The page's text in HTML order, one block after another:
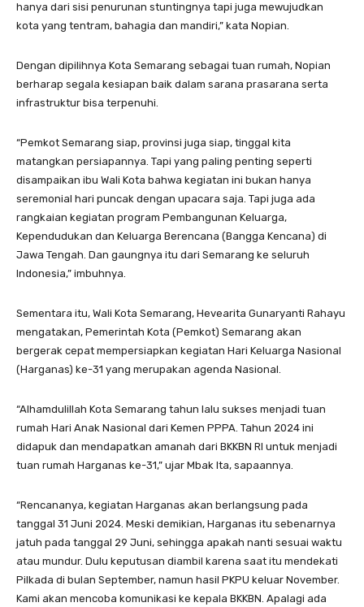
hanya dari sisi penurunan stuntingnya tapi juga mewujudkan
kota yang tentram, bahagia dan mandiri,” kata Nopian.
Dengan dipilihnya Kota Semarang sebagai tuan rumah, Nopian
berharap segala kesiapan baik dalam sarana prasarana serta
infrastruktur bisa terpenuhi.
“Pemkot Semarang siap, provinsi juga siap, tinggal kita
matangkan persiapannya. Tapi yang paling penting seperti
disampaikan ibu Wali Kota bahwa kegiatan ini bukan hanya
seremonial hari puncak dengan upacara saja. Tapi juga ada
rangkaian kegiatan program Pembangunan Keluarga,
Kependudukan dan Keluarga Berencana (Bangga Kencana) di
Jawa Tengah. Dan gaungnya itu dari Semarang ke seluruh
Indonesia,” imbuhnya.
Sementara itu, Wali Kota Semarang, Hevearita Gunaryanti Rahayu
mengatakan, Pemerintah Kota (Pemkot) Semarang akan
bergerak cepat mempersiapkan kegiatan Hari Keluarga Nasional
(Harganas) ke-31 yang merupakan agenda Nasional.
“Alhamdulillah Kota Semarang tahun lalu sukses menjadi tuan
rumah Hari Anak Nasional dari Kemen PPPA. Tahun 2024 ini
didapuk dan mendapatkan amanah dari BKKBN RI untuk menjadi
tuan rumah Harganas ke-31,” ujar Mbak Ita, sapaannya.
“Rencananya, kegiatan Harganas akan berlangsung pada
tanggal 31 Juni 2024. Meski demikian, Harganas itu sebenarnya
jatuh pada tanggal 29 Juni, sehingga apakah nanti sesuai waktu
atau mundur. Dulu keputusan diambil karena saat itu mendekati
Pilkada di bulan September, namun hasil PKPU keluar November.
Kami akan mencoba komunikasi ke kepala BKKBN. Apalagi ada